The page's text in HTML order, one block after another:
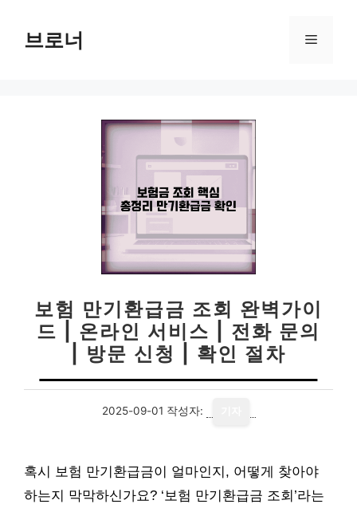
브로너 메
보험 만기환급금 조회 완벽가이
드 | 온라인 서비스 | 전화 문의
| 방문 신청 | 확인 절차
2025-09-01 작성자:
혹시 보험 만기환급금이 얼마인지, 어떻게 찾아야
하는지 막막하신가요? ‘보험 만기환급금 조회’라는